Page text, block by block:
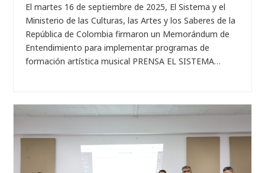
El martes 16 de septiembre de 2025, El Sistema y el
Ministerio de las Culturas, las Artes y los Saberes de la
República de Colombia firmaron un Memorándum de
Entendimiento para implementar programas de
formación artística musical PRENSA EL SISTEMA…